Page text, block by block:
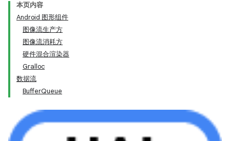
本页内容
Android 图形组件
图像流生产方
图像流消耗方
硬件混合渲染器
Gralloc
数据流
BufferQueue